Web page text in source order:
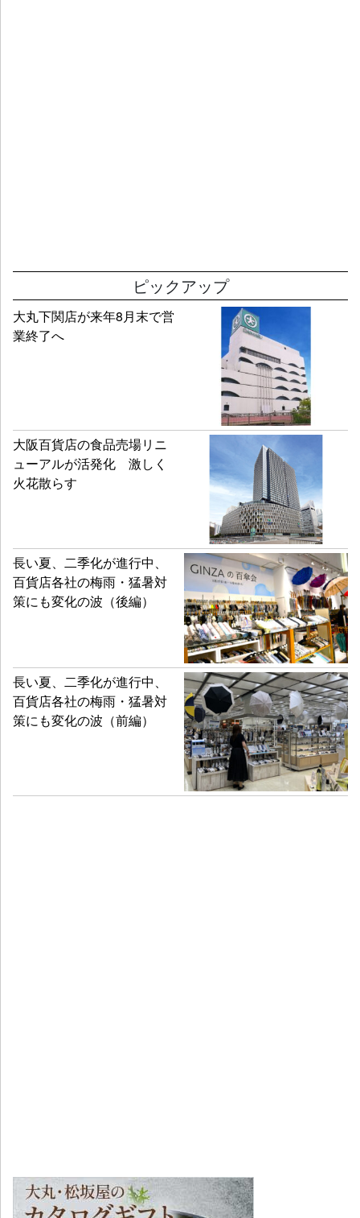
ピックアップ
大丸下関店が来年8月末で営
業終了へ
大阪百貨店の食品売場リニ
ューアルが活発化 激しく
火花散らす
長い夏、二季化が進行中、
百貨店各社の梅雨・猛暑対
策にも変化の波（後編）
長い夏、二季化が進行中、
百貨店各社の梅雨・猛暑対
策にも変化の波（前編）